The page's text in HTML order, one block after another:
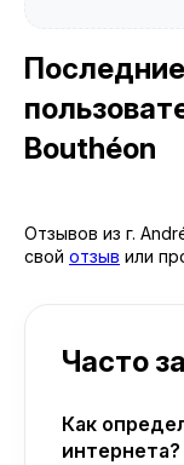
Bouthéon
Отзывов из г.
свой отзыв или
Часто
Как
интернета?